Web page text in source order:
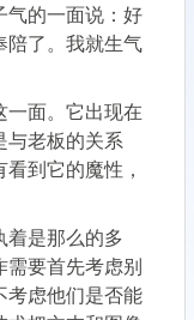
气的一面说：好
陪了。我就生气
一面。它出现在
与老板的关系
到它的魔性，
着是那么的多
需要首先考虑别
考虑他们是否能